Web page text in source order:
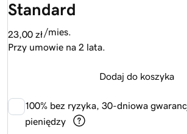
Standard
23,00 zł /mies.
Przy umowie na 2 lata.
Dodaj do koszyka
100% bez ryzyka, 30-dniowa
pieniędzy